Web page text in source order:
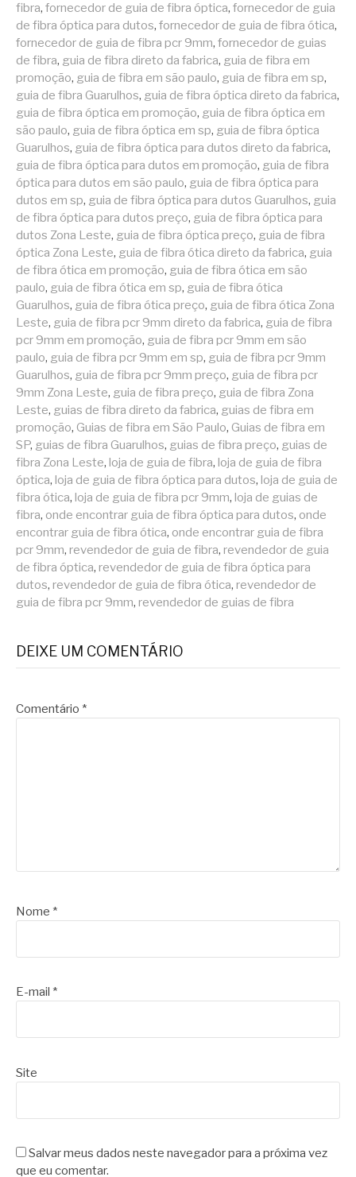
fibra, fornecedor de guia de fibra óptica, fornecedor de guia
de fibra óptica para dutos, fornecedor de guia de fibra ótica,
fornecedor de guia de fibra pcr 9mm, fornecedor de guias
de fibra, guia de fibra direto da fabrica, guia de fibra em
promoção, guia de fibra em são paulo, guia de fibra em sp,
guia de fibra Guarulhos, guia de fibra óptica direto da fabrica,
guia de fibra óptica em promoção, guia de fibra óptica em
são paulo, guia de fibra óptica em sp, guia de fibra óptica
Guarulhos, guia de fibra óptica para dutos direto da fabrica,
guia de fibra óptica para dutos em promoção, guia de fibra
óptica para dutos em são paulo, guia de fibra óptica para
dutos em sp, guia de fibra óptica para dutos Guarulhos, guia
de fibra óptica para dutos preço, guia de fibra óptica para
dutos Zona Leste, guia de fibra óptica preço, guia de fibra
óptica Zona Leste, guia de fibra ótica direto da fabrica, guia
de fibra ótica em promoção, guia de fibra ótica em são
paulo, guia de fibra ótica em sp, guia de fibra ótica
Guarulhos, guia de fibra ótica preço, guia de fibra ótica Zona
Leste, guia de fibra pcr 9mm direto da fabrica, guia de fibra
pcr 9mm em promoção, guia de fibra pcr 9mm em são
paulo, guia de fibra pcr 9mm em sp, guia de fibra pcr 9mm
Guarulhos, guia de fibra pcr 9mm preço, guia de fibra pcr
9mm Zona Leste, guia de fibra preço, guia de fibra Zona
Leste, guias de fibra direto da fabrica, guias de fibra em
promoção, Guias de fibra em São Paulo, Guias de fibra em
SP, guias de fibra Guarulhos, guias de fibra preço, guias de
fibra Zona Leste, loja de guia de fibra, loja de guia de fibra
óptica, loja de guia de fibra óptica para dutos, loja de guia de
fibra ótica, loja de guia de fibra pcr 9mm, loja de guias de
fibra, onde encontrar guia de fibra óptica para dutos, onde
encontrar guia de fibra ótica, onde encontrar guia de fibra
pcr 9mm, revendedor de guia de fibra, revendedor de guia
de fibra óptica, revendedor de guia de fibra óptica para
dutos, revendedor de guia de fibra ótica, revendedor de
guia de fibra pcr 9mm, revendedor de guias de fibra
DEIXE UM COMENTÁRIO
Comentário *
Nome *
E-mail *
Site
Salvar meus dados neste navegador para a próxima vez
que eu comentar.